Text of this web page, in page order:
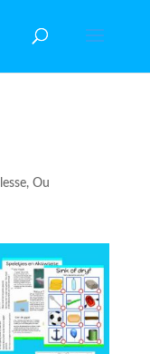
, Ou